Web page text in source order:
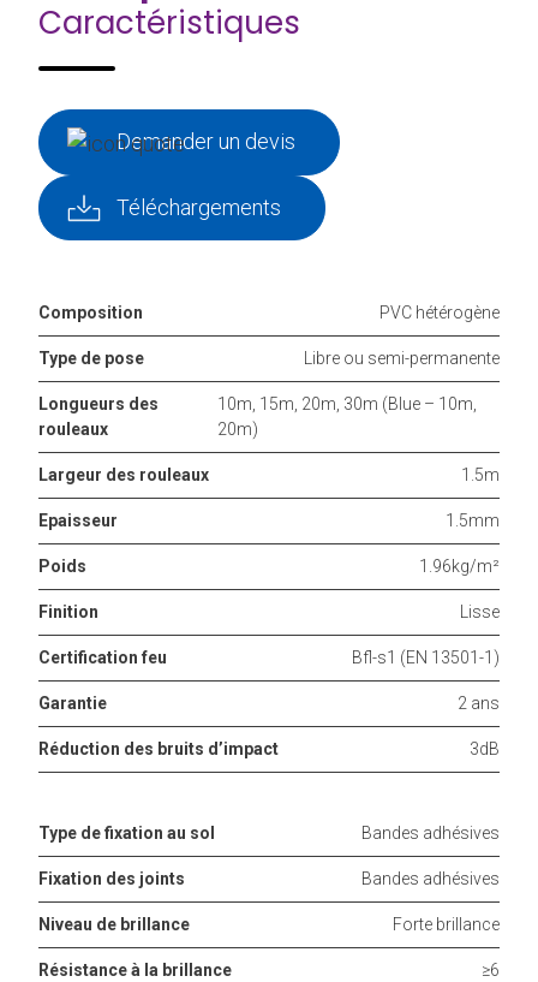
Caractéristiques
Demander un devis
Téléchargements
Composition PVC hétérogène
Type de pose Libre ou semi-permanente
Longueurs des
rouleaux
10m, 15m, 20m, 30m (Blue – 10m,
20m)
Largeur des rouleaux 1.5m
Epaisseur 1.5mm
Poids 1.96kg/m²
Finition Lisse
Certification feu Bfl-s1 (EN 13501-1)
Garantie 2 ans
Réduction des bruits d’impact 3dB
Type de fixation au sol Bandes adhésives
Fixation des joints Bandes adhésives
Niveau de brillance Forte brillance
Résistance à la brillance ≥6